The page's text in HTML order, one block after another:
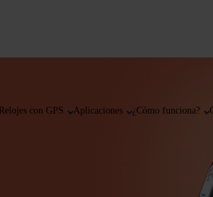
Relojes con GPS Aplicaciones ¿Cómo funciona?